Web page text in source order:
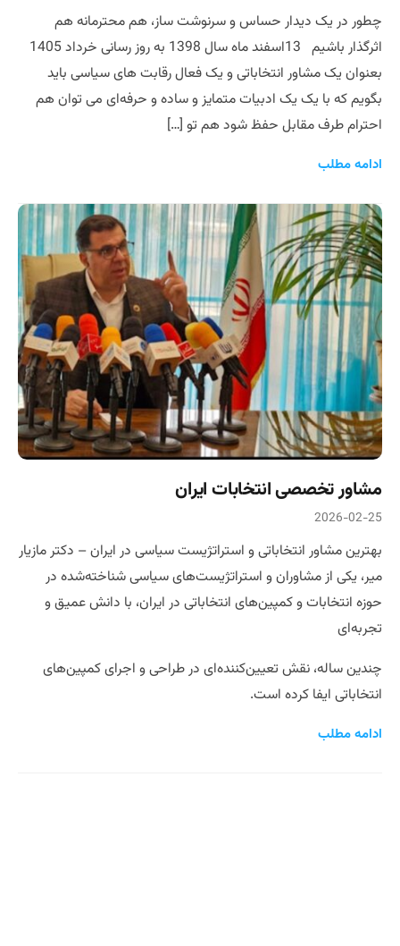
چطور در یک دیدار حساس و سرنوشت ساز، هم محترمانه هم
اثرگذار باشیم 13اسفند ماه سال 1398 به روز رسانی خرداد 1405
بعنوان یک مشاور انتخاباتی و یک فعال رقابت های سیاسی باید
بگویم که با یک یک ادبیات متمایز و ساده و حرفه‌ای می توان هم
احترام طرف مقابل حفظ شود هم تو […]
ادامه مطلب
مشاور تخصصی انتخابات ایران
2026-02-25
بهترین مشاور انتخاباتی و استراتژیست سیاسی در ایران – دکتر مازیار
میر، یکی از مشاوران و استراتژیست‌های سیاسی شناخته‌شده در
حوزه انتخابات و کمپین‌های انتخاباتی در ایران، با دانش عمیق و
تجربه‌ای
چندین ساله، نقش تعیین‌کننده‌ای در طراحی و اجرای کمپین‌های
انتخاباتی ایفا کرده است.
ادامه مطلب